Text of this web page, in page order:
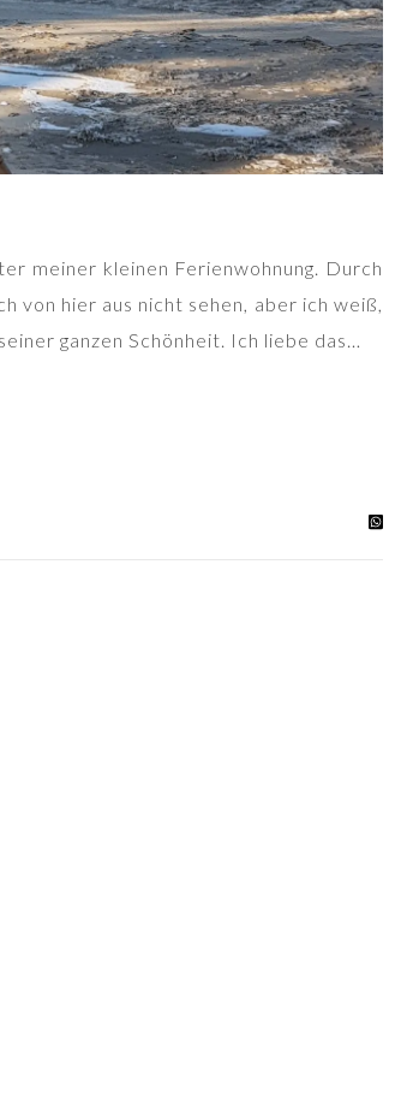
meiner kleinen Ferienwohnung. Durch
von hier aus nicht sehen, aber ich weiß,
ganzen Schönheit. Ich liebe das…